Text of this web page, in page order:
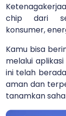
chip dari
konsumer,
Kamu bisa
melalui aplikasi
ini telah
aman dan
tanamkan